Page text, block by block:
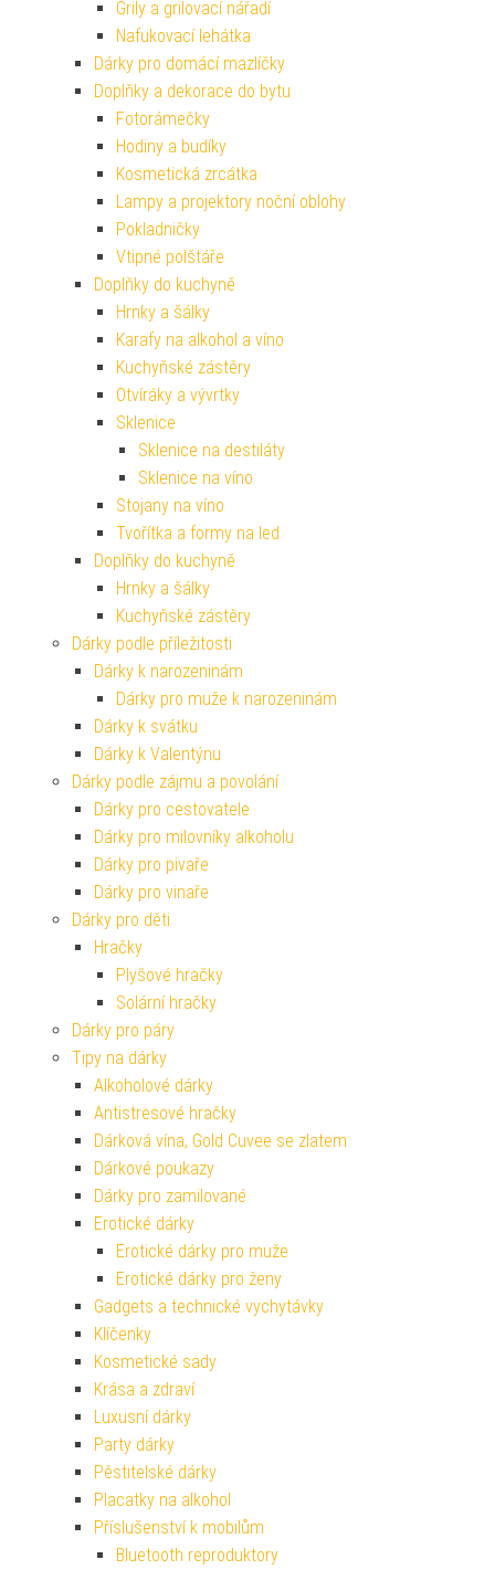
Grily a grilovací nářadí
Nafukovací lehátka
Dárky pro domácí mazlíčky
Doplňky a dekorace do bytu
Fotorámečky
Hodiny a budíky
Kosmetická zrcátka
Lampy a projektory noční oblohy
Pokladničky
Vtipné polštáře
Doplňky do kuchyně
Hrnky a šálky
Karafy na alkohol a víno
Kuchyňské zástěry
Otvíráky a vývrtky
Sklenice
Sklenice na destiláty
Sklenice na víno
Stojany na víno
Tvořítka a formy na led
Doplňky do kuchyně
Hrnky a šálky
Kuchyňské zástěry
Dárky podle příležitosti
Dárky k narozeninám
Dárky pro muže k narozeninám
Dárky k svátku
Dárky k Valentýnu
Dárky podle zájmu a povolání
Dárky pro cestovatele
Dárky pro milovníky alkoholu
Dárky pro pivaře
Dárky pro vinaře
Dárky pro děti
Hračky
Plyšové hračky
Solární hračky
Dárky pro páry
Tipy na dárky
Alkoholové dárky
Antistresové hračky
Dárková vína, Gold Cuvee se zlatem
Dárkové poukazy
Dárky pro zamilované
Erotické dárky
Erotické dárky pro muže
Erotické dárky pro ženy
Gadgets a technické vychytávky
Klíčenky
Kosmetické sady
Krása a zdraví
Luxusní dárky
Party dárky
Pěstitelské dárky
Placatky na alkohol
Příslušenství k mobilům
Bluetooth reproduktory